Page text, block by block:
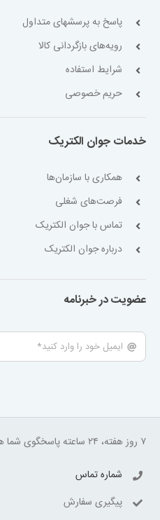
پاسخ به پرسشهای متداول
رویه‌های بازگردانی کالا
شرایط استفاده
حریم خصوصی
خدمات جوان الکتریک
همکاری با سازمان‌ها
فرصت‌های شغلی
تماس با جوان الکتریک
درباره جوان الکتریک
عضویت در خبرنامه
۷ روز هفته، ۲۴ ساعته پاسخگوی شما هستیم.
شماره تماس
پیگیری سفارش